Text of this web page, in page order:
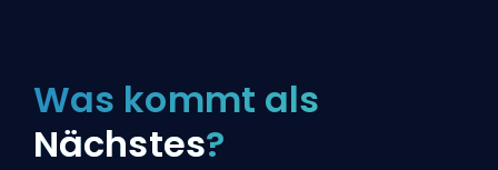
Was kommt als
Nächstes?